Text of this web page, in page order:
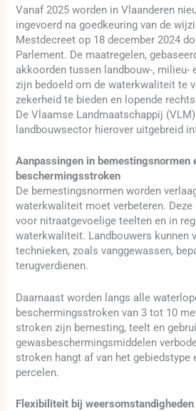
Vanaf 2025 worden in Vlaanderen
ingevoerd na goedkeuring van de
Mestdecreet op 18 december 2024
Parlement. De maatregelen,
akkoorden tussen landbouw-, milieu-
zijn bedoeld om de waterkwaliteit te
zekerheid te bieden en lopende
De Vlaamse Landmaatschappij
landbouwsector hierover uitgebreid
Aanpassingen in bemestingsnormen
beschermingsstroken
De bemestingsnormen worden
waterkwaliteit moet verbeteren.
voor nitraatgevoelige teelten en in
waterkwaliteit. Landbouwers kunnen
technieken, zoals vanggewassen,
terugverdienen.
Daarnaast worden langs alle
beschermingsstroken van 3 tot 10
stroken zijn bemesting, teelt en
gewasbeschermingsmiddelen
stroken hangt af van het gebiedstype
percelen.
Flexibiliteit bij weersomstandigheden